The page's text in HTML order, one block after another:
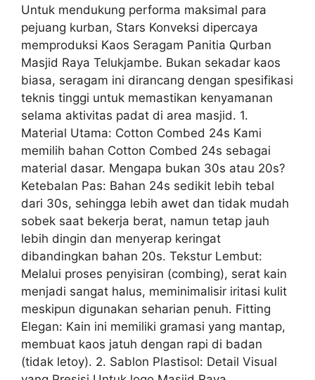
Untuk mendukung performa maksimal para
pejuang kurban, Stars Konveksi dipercaya
memproduksi Kaos Seragam Panitia Qurban
Masjid Raya Telukjambe. Bukan sekadar kaos
biasa, seragam ini dirancang dengan spesifikasi
teknis tinggi untuk memastikan kenyamanan
selama aktivitas padat di area masjid. 1.
Material Utama: Cotton Combed 24s Kami
memilih bahan Cotton Combed 24s sebagai
material dasar. Mengapa bukan 30s atau 20s?
Ketebalan Pas: Bahan 24s sedikit lebih tebal
dari 30s, sehingga lebih awet dan tidak mudah
sobek saat bekerja berat, namun tetap jauh
lebih dingin dan menyerap keringat
dibandingkan bahan 20s. Tekstur Lembut:
Melalui proses penyisiran (combing), serat kain
menjadi sangat halus, meminimalisir iritasi kulit
meskipun digunakan seharian penuh. Fitting
Elegan: Kain ini memiliki gramasi yang mantap,
membuat kaos jatuh dengan rapi di badan
(tidak letoy). 2. Sablon Plastisol: Detail Visual